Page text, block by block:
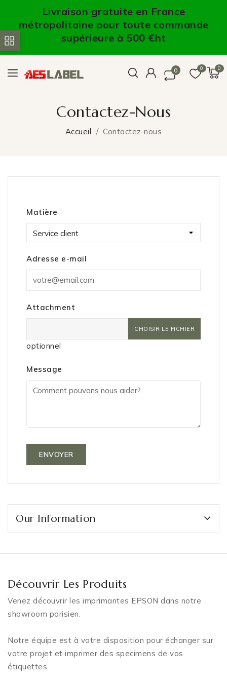
Livraison gratuite en France
métropolitaine pour toute commande
supérieure à 500 €ht
0
0
0
Contactez-Nous
Accueil Contactez-nous
Matière
Adresse e-mail
Attachment
CHOISIR LE FICHIER
optionnel
Message
Our Information
Découvrir Les Produits
Venez découvrir les imprimantes EPSON dans notre
showroom parisien.
Notre équipe est à votre disposition pour échanger sur
votre projet et imprimer des specimens de vos
étiquettes.